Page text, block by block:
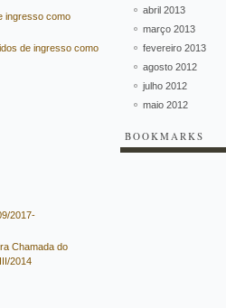
ingresso como
de ingresso como
2017-
Chamada do
2014
abril 2013
março 2013
fevereiro 2013
agosto 2012
julho 2012
maio 2012
BOOKMARKS